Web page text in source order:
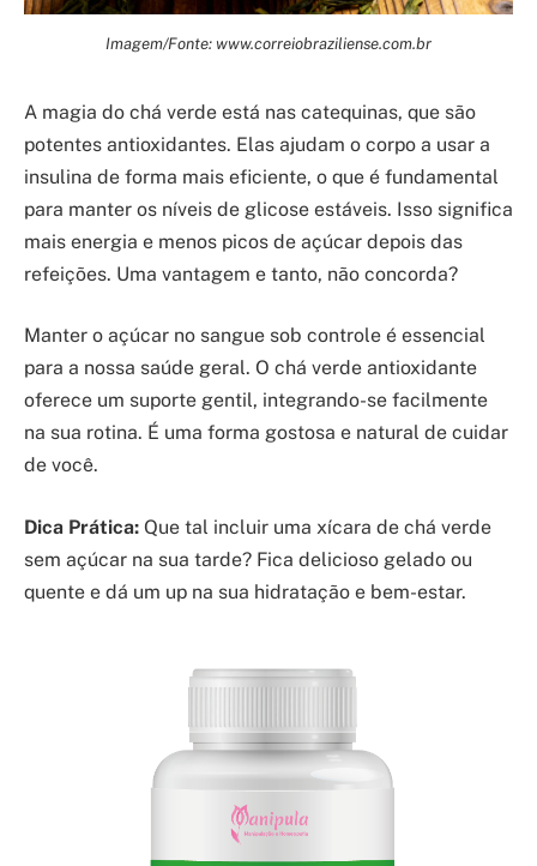
Imagem/Fonte: www.correiobraziliense.com.br
A magia do chá verde está nas catequinas, que são
potentes antioxidantes. Elas ajudam o corpo a usar a
insulina de forma mais eficiente, o que é fundamental
para manter os níveis de glicose estáveis. Isso significa
mais energia e menos picos de açúcar depois das
refeições. Uma vantagem e tanto, não concorda?
Manter o açúcar no sangue sob controle é essencial
para a nossa saúde geral. O chá verde antioxidante
oferece um suporte gentil, integrando-se facilmente
na sua rotina. É uma forma gostosa e natural de cuidar
de você.
Dica Prática: Que tal incluir uma xícara de chá verde
sem açúcar na sua tarde? Fica delicioso gelado ou
quente e dá um up na sua hidratação e bem-estar.